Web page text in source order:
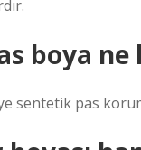
boya ne
sentetik pas